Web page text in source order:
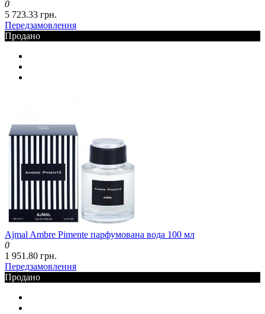
0
5 723.33 грн.
Передзамовлення
Продано
Ajmal Ambre Pimente парфумована вода 100 мл
0
1 951.80 грн.
Передзамовлення
Продано